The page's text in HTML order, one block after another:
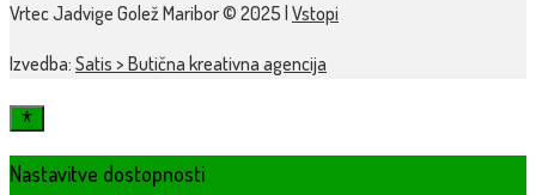
Vrtec Jadvige Golež Maribor © 2025 | Vstopi
Izvedba: Satis > Butična kreativna agencija
Nastavitve dostopnosti